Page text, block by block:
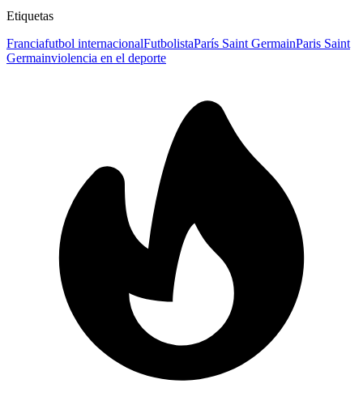
Etiquetas
Franciafutbol internacionalFutbolistaParís Saint GermainParis Saint
Germainviolencia en el deporte